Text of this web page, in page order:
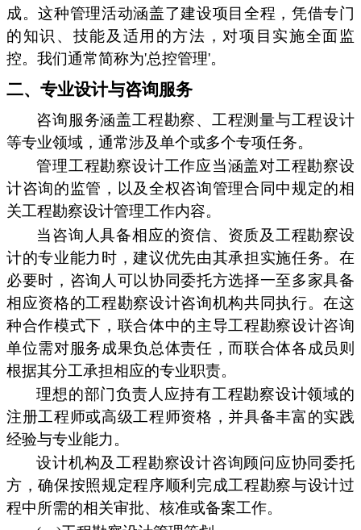
成。这种管理活动涵盖了建设项目全程，凭借专门
的知识、技能及适用的方法，对项目实施全面监
控。我们通常简称为'总控管理'。
二、专业设计与咨询服务
咨询服务涵盖工程勘察、工程测量与工程设计
等专业领域，通常涉及单个或多个专项任务。
管理工程勘察设计工作应当涵盖对工程勘察设
计咨询的监管，以及全权咨询管理合同中规定的相
关工程勘察设计管理工作内容。
当咨询人具备相应的资信、资质及工程勘察设
计的专业能力时，建议优先由其承担实施任务。在
必要时，咨询人可以协同委托方选择一至多家具备
相应资格的工程勘察设计咨询机构共同执行。在这
种合作模式下，联合体中的主导工程勘察设计咨询
单位需对服务成果负总体责任，而联合体各成员则
根据其分工承担相应的专业职责。
理想的部门负责人应持有工程勘察设计领域的
注册工程师或高级工程师资格，并具备丰富的实践
经验与专业能力。
设计机构及工程勘察设计咨询顾问应协同委托
方，确保按照规定程序顺利完成工程勘察与设计过
程中所需的相关审批、核准或备案工作。